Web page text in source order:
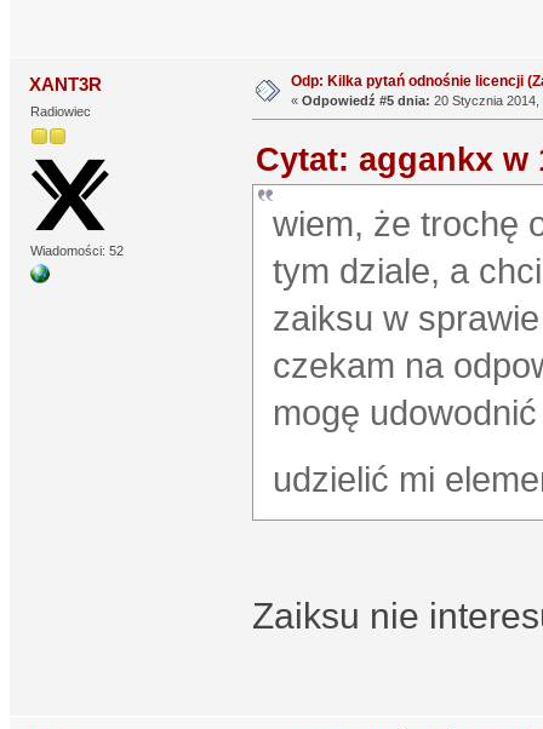
XANT3R
Radiowiec
Wiadomości: 52
Odp: Kilka pytań odnośnie licencji
« Odpowiedź #5 dnia: 20 Stycznia 2014,
Cytat: aggankx w
wiem, że trochę
tym dziale, a
zaiksu w
czekam na
mogę
udzielić mi
Zaiksu nie